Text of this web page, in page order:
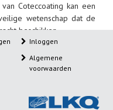
Coteccoating kan een
wetenschap dat de
beschikken.
Inloggen
Algemene
voorwaarden